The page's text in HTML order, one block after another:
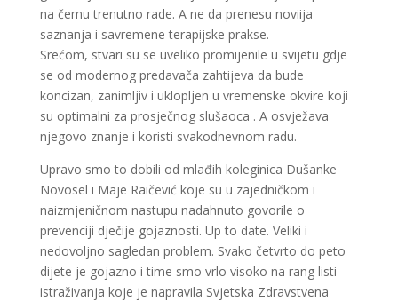
na čemu trenutno rade. A ne da prenesu noviija
saznanja i savremene terapijske prakse.
Srećom, stvari su se uveliko promijenile u svijetu gdje
se od modernog predavača zahtijeva da bude
koncizan, zanimljiv i uklopljen u vremenske okvire koji
su optimalni za prosječnog slušaoca . A osvježava
njegovo znanje i koristi svakodnevnom radu.
Upravo smo to dobili od mlađih koleginica Dušanke
Novosel i Maje Raičević koje su u zajedničkom i
naizmjeničnom nastupu nadahnuto govorile o
prevenciji dječije gojaznosti. Up to date. Veliki i
nedovoljno sagledan problem. Svako četvrto do peto
dijete je gojazno i time smo vrlo visoko na rang listi
istraživanja koje je napravila Svjetska Zdravstvena